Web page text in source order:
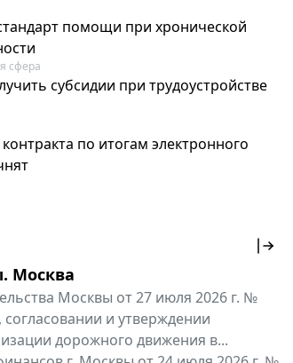
помощи при хронической
сфера
субсидии при трудоустройстве
по итогам электронного
Москва
Москвы от 27 июля 2026 г. №
и утверждении
дорожного движения в...